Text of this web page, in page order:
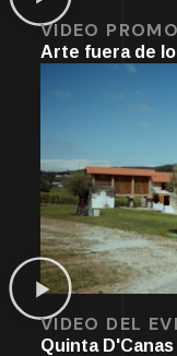
VIDEO
Arte fuera de
VIDEO DEL
Quinta